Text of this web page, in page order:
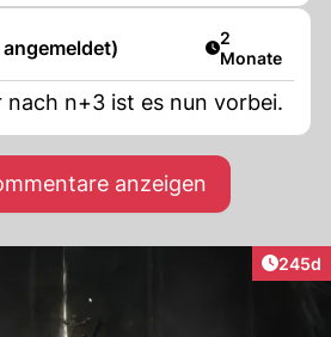
Artikel
2
Monate
nach n+3 ist es nun vorbei.
anzeigen
245d